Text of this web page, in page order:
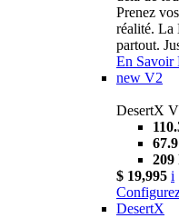
Prenez
réalité. La
partout.
En Savoir
new V2
DesertX
209
$ 19,995 i
DesertX